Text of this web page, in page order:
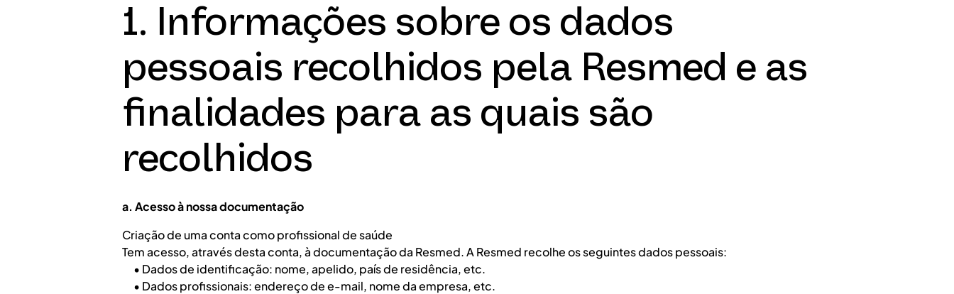
1. Informações sobre os dados
pessoais recolhidos pela Resmed e as
finalidades para as quais são
recolhidos
a. Acesso à nossa documentação
Criação de uma conta como profissional de saúde
Tem acesso, através desta conta, à documentação da Resmed. A Resmed recolhe os seguintes dados pessoais:
• Dados de identificação: nome, apelido, país de residência, etc.
• Dados profissionais: endereço de e-mail, nome da empresa, etc.